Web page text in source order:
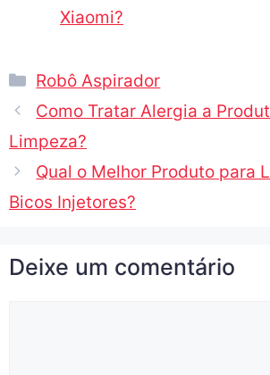
Xiaomi?
Robô Aspirador
Como Tratar Alergia a
Limpeza?
Qual o Melhor Produto para
Bicos Injetores?
Deixe um comentário